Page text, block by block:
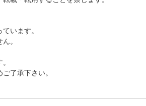
います。
。
了承下さい。